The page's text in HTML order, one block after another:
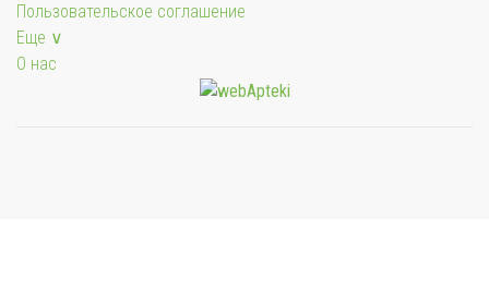
Пользовательское соглашение
Еще ∨
О нас